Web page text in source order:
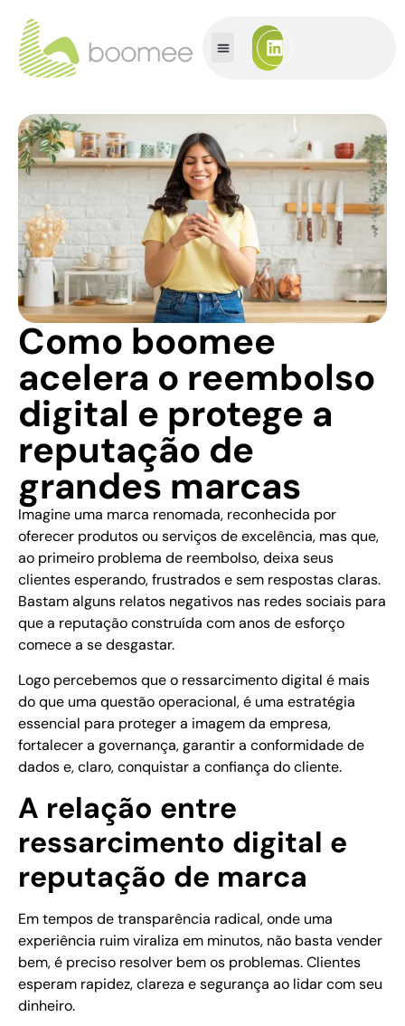
Como boomee
acelera o reembolso
digital e protege a
reputação de
grandes marcas
Imagine uma marca renomada, reconhecida por
oferecer produtos ou serviços de excelência, mas que,
ao primeiro problema de reembolso, deixa seus
clientes esperando, frustrados e sem respostas claras.
Bastam alguns relatos negativos nas redes sociais para
que a reputação construída com anos de esforço
comece a se desgastar.
Logo percebemos que o ressarcimento digital é mais
do que uma questão operacional, é uma estratégia
essencial para proteger a imagem da empresa,
fortalecer a governança, garantir a conformidade de
dados e, claro, conquistar a confiança do cliente.
A relação entre
ressarcimento digital e
reputação de marca
Em tempos de transparência radical, onde uma
experiência ruim viraliza em minutos, não basta vender
bem, é preciso resolver bem os problemas. Clientes
esperam rapidez, clareza e segurança ao lidar com seu
dinheiro.